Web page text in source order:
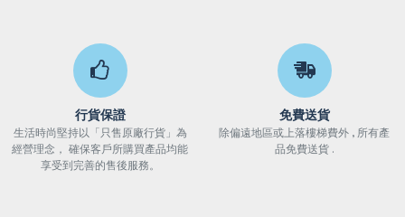
行貨保證
生活時尚堅持以「只售原廠行貨」為
經營理念， 確保客戶所購買產品均能
享受到完善的售後服務。
免費送貨
除偏遠地區或上落樓梯費外 , 所有產
品免費送貨 .